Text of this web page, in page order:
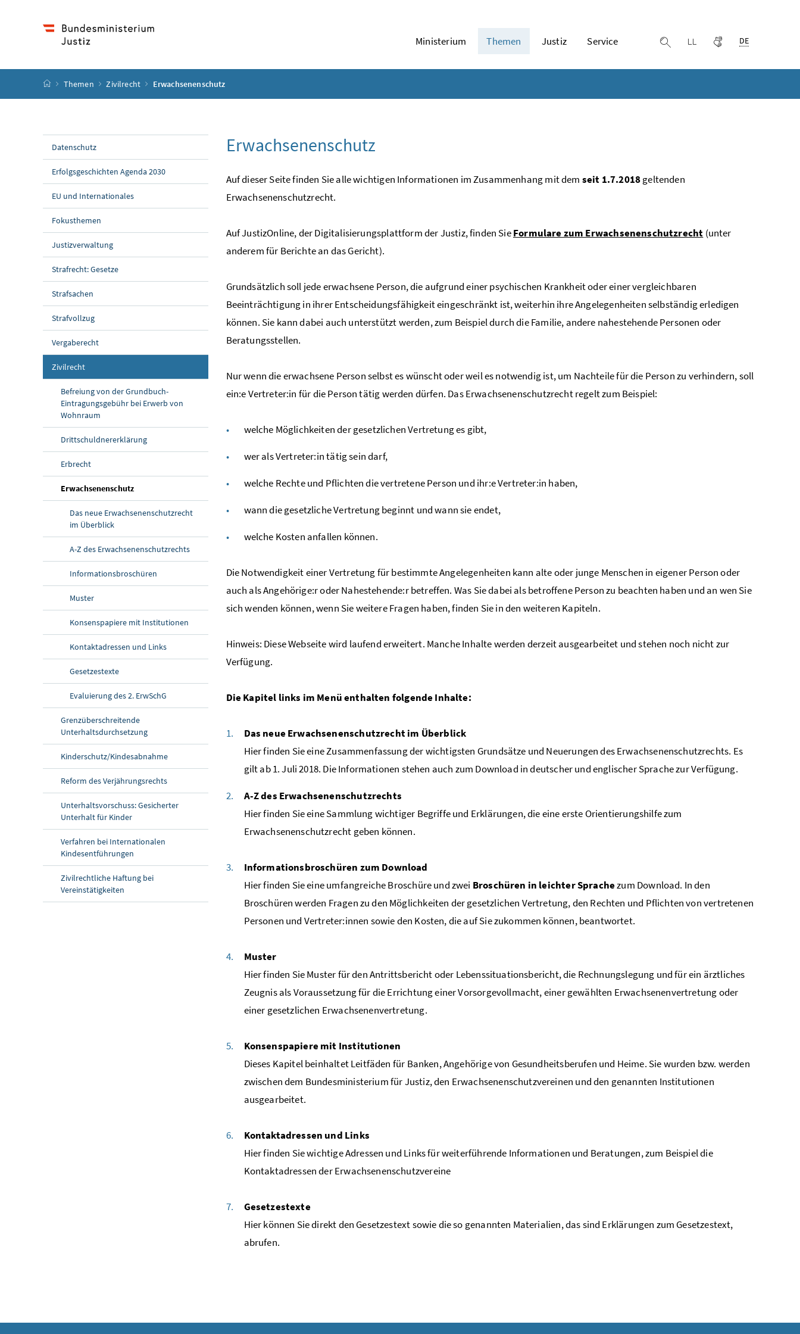
Ministerium Themen Justiz Service Suche einblenden
Leichter lesenGebärdensprache
DE
Startseite
Themen Zivilrecht Erwachsenenschutz
Datenschutz
Erfolgsgeschichten Agenda 2030
EU und Internationales
Fokusthemen
Justizverwaltung
Strafrecht: Gesetze
Strafsachen
Strafvollzug
Vergaberecht
Zivilrecht
Befreiung von der Grundbuch-
Eintragungsgebühr bei Erwerb von
Wohnraum
Drittschuldnererklärung
Erbrecht
Erwachsenenschutz(aktuelle Seite)
Das neue Erwachsenenschutzrecht
im Überblick
A-Z des Erwachsenenschutzrechts
Informationsbroschüren
Muster
Konsenspapiere mit Institutionen
Kontaktadressen und Links
Gesetzestexte
Evaluierung des 2. ErwSchG
Grenzüberschreitende
Unterhaltsdurchsetzung
Kinderschutz/Kindesabnahme
Reform des Verjährungsrechts
Unterhaltsvorschuss: Gesicherter
Unterhalt für Kinder
Verfahren bei Internationalen
Kindesentführungen
Zivilrechtliche Haftung bei
Vereinstätigkeiten
Erwachsenenschutz
Auf dieser Seite finden Sie alle wichtigen Informationen im Zusammenhang mit dem seit 1.7.2018geltenden
Erwachsenenschutzrecht.
Auf JustizOnline, der Digitalisierungsplattform der Justiz, finden SieFormulare zum Erwachsenenschutzrecht (unter
anderem für Berichte an das Gericht).
Grundsätzlich soll jede erwachsene Person, die aufgrund einer psychischen Krankheit oder einer vergleichbaren
Beeinträchtigung in ihrer Entscheidungsfähigkeit eingeschränkt ist, weiterhin ihre Angelegenheiten selbständig erledigen
können. Sie kann dabei auch unterstützt werden, zum Beispiel durch die Familie, andere nahestehende Personen oder
Beratungsstellen.
Nur wenn die erwachsene Person selbst es wünscht oder weil es notwendig ist, um Nachteile für die Person zu verhindern, soll
ein:e Vertreter:in für die Person tätig werden dürfen. Das Erwachsenenschutzrecht regelt zum Beispiel:
welche Möglichkeiten der gesetzlichen Vertretung es gibt,
wer als Vertreter:in tätig sein darf,
welche Rechte und Pflichten die vertretene Person und ihr:e Vertreter:in haben,
wann die gesetzliche Vertretung beginnt und wann sie endet,
welche Kosten anfallen können.
Die Notwendigkeit einer Vertretung für bestimmte Angelegenheiten kann alte oder junge Menschen in eigener Person oder
auch als Angehörige:r oder Nahestehende:r betreffen. Was Sie dabei als betroffene Person zu beachten haben und an wen Sie
sich wenden können, wenn Sie weitere Fragen haben, finden Sie in den weiteren Kapiteln.
Hinweis: Diese Webseite wird laufend erweitert. Manche Inhalte werden derzeit ausgearbeitet und stehen noch nicht zur
Verfügung.
Die Kapitel links im Menü enthalten folgende Inhalte:
Das neue Erwachsenenschutzrecht im Überblick
Hier finden Sie eine Zusammenfassung der wichtigsten Grundsätze und Neuerungen des Erwachsenenschutzrechts. Es
gilt ab 1. Juli 2018. Die Informationen stehen auch zum Download in deutscher und englischer Sprache zur Verfügung.
A-Z des Erwachsenenschutzrechts
Hier finden Sie eine Sammlung wichtiger Begriffe und Erklärungen, die eine erste Orientierungshilfe zum
Erwachsenenschutzrecht geben können.
Informationsbroschüren zum Download
Hier finden Sie eine umfangreiche Broschüre und zwei Broschüren in leichter Sprachezum Download. In den
Broschüren werden Fragen zu den Möglichkeiten der gesetzlichen Vertretung, den Rechten und Pflichten von vertretenen
Personen und Vertreter:innen sowie den Kosten, die auf Sie zukommen können, beantwortet.
Muster
Hier finden Sie Muster für den Antrittsbericht oder Lebenssituationsbericht, die Rechnungslegung und für ein ärztliches
Zeugnis als Voraussetzung für die Errichtung einer Vorsorgevollmacht, einer gewählten Erwachsenenvertretung oder
einer gesetzlichen Erwachsenenvertretung.
Konsenspapiere mit Institutionen
Dieses Kapitel beinhaltet Leitfäden für Banken, Angehörige von Gesundheitsberufen und Heime. Sie wurden bzw. werden
zwischen dem Bundesministerium für Justiz, den Erwachsenenschutzvereinen und den genannten Institutionen
ausgearbeitet.
Kontaktadressen und Links
Hier finden Sie wichtige Adressen und Links für weiterführende Informationen und Beratungen, zum Beispiel die
Kontaktadressen der Erwachsenenschutzvereine
Gesetzestexte
Hier können Sie direkt den Gesetzestext sowie die so genannten Materialien, das sind Erklärungen zum Gesetzestext,
abrufen.